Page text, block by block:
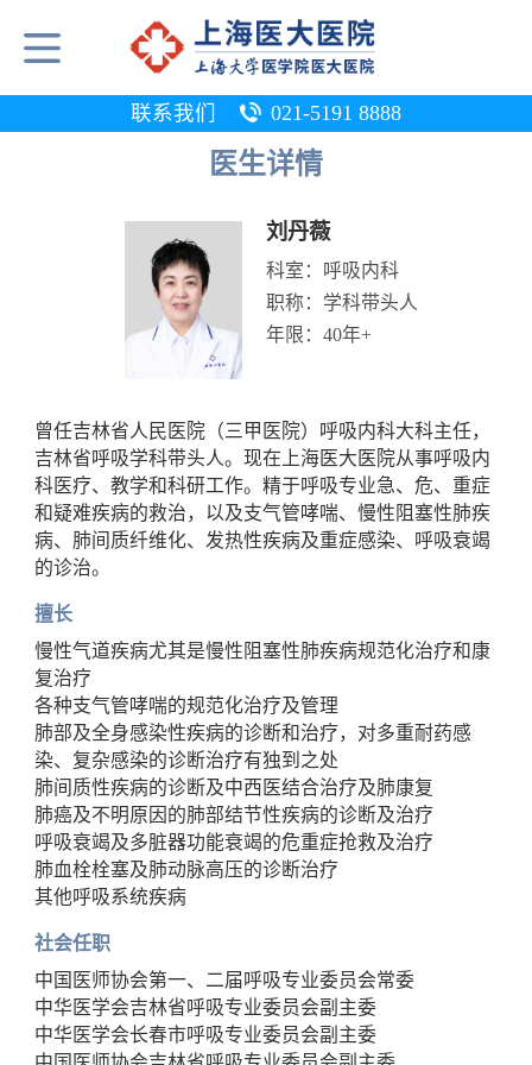
联系我们 021-5191 8888
医生详情
刘丹薇
科室：
呼吸内科
职称： 学科带头人
年限： 40年+
曾任吉林省人民医院（三甲医院）呼吸内科大科主任，
吉林省呼吸学科带头人。现在上海医大医院从事呼吸内
科医疗、教学和科研工作。精于呼吸专业急、危、重症
和疑难疾病的救治，以及支气管哮喘、慢性阻塞性肺疾
病、肺间质纤维化、发热性疾病及重症感染、呼吸衰竭
的诊治。
擅长
慢性气道疾病尤其是慢性阻塞性肺疾病规范化治疗和康
复治疗
各种支气管哮喘的规范化治疗及管理
肺部及全身感染性疾病的诊断和治疗，对多重耐药感
染、复杂感染的诊断治疗有独到之处
肺间质性疾病的诊断及中西医结合治疗及肺康复
肺癌及不明原因的肺部结节性疾病的诊断及治疗
呼吸衰竭及多脏器功能衰竭的危重症抢救及治疗
肺血栓栓塞及肺动脉高压的诊断治疗
其他呼吸系统疾病
社会任职
中国医师协会第一、二届呼吸专业委员会常委
中华医学会吉林省呼吸专业委员会副主委
中华医学会长春市呼吸专业委员会副主委